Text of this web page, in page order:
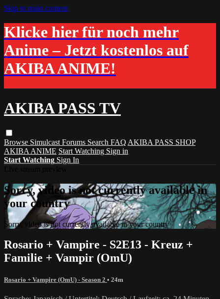
Skip to main content
Klicke hier für noch mehr
Anime – Jetzt kostenlos auf
AKIBA ANIME!
AKIBA PASS TV
Browse Simulcast Forums Search FAQ AKIBA PASS SHOP
AKIBA ANIME Start Watching Sign in
Start Watching Sign In
Sorry, video is not currently available in
your country
Sorry, video is not currently available in your country
Rosario + Vampire - S2E13 - Kreuz +
Familie + Vampir (OmU)
Rosario + Vampire (OmU) - Season 2 • 24m